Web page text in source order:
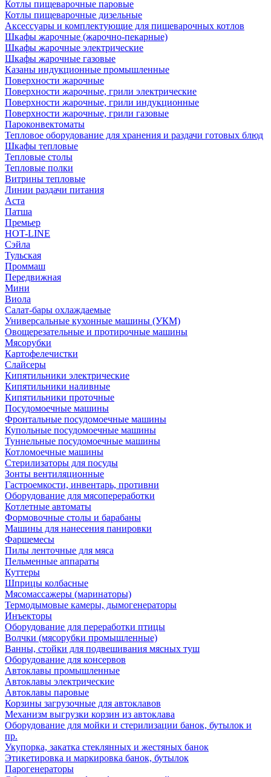
Котлы пищеварочные паровые
Котлы пищеварочные дизельные
Аксессуары и комплектующие для пищеварочных котлов
Шкафы жарочные (жарочно-пекарные)
Шкафы жарочные электрические
Шкафы жарочные газовые
Казаны индукционные промышленные
Поверхности жарочные
Поверхности жарочные, грили электрические
Поверхности жарочные, грили индукционные
Поверхности жарочные, грили газовые
Пароконвектоматы
Тепловое оборудование для хранения и раздачи готовых блюд
Шкафы тепловые
Тепловые столы
Тепловые полки
Витрины тепловые
Линии раздачи питания
Аста
Патша
Премьер
HOT-LINE
Сэйла
Тульская
Проммаш
Передвижная
Мини
Виола
Салат-бары охлаждаемые
Универсальные кухонные машины (УКМ)
Овощерезательные и протирочные машины
Мясорубки
Картофелечистки
Слайсеры
Кипятильники электрические
Кипятильники наливные
Кипятильники проточные
Посудомоечные машины
Фронтальные посудомоечные машины
Купольные посудомоечные машины
Туннельные посудомоечные машины
Котломоечные машины
Стерилизаторы для посуды
Зонты вентиляционные
Гастроемкости, инвентарь, противни
Оборудование для мясопереработки
Котлетные автоматы
Формовочные столы и барабаны
Машины для нанесения панировки
Фаршемесы
Пилы ленточные для мяса
Пельменные аппараты
Куттеры
Шприцы колбасные
Мясомассажеры (маринаторы)
Термодымовые камеры, дымогенераторы
Инъекторы
Оборудование для переработки птицы
Волчки (мясорубки промышленные)
Ванны, стойки для подвешивания мясных туш
Оборудование для консервов
Автоклавы промышленные
Автоклавы электрические
Автоклавы паровые
Корзины загрузочные для автоклавов
Механизм выгрузки корзин из автоклава
Оборудование для мойки и стерилизации банок, бутылок и
пр.
Укупорка, закатка стеклянных и жестяных банок
Этикетировка и маркировка банок, бутылок
Парогенераторы